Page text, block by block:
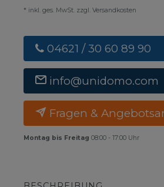
* inkl. ges. MwSt. zzgl. Versandkosten
04621 / 30 60 89 90
info@unidomo.com
Fragen &
Montag bis Freitag 08:00 - 17:00 Uhr